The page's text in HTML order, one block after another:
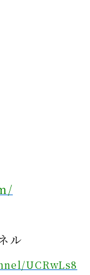
ル
UCRwLs8